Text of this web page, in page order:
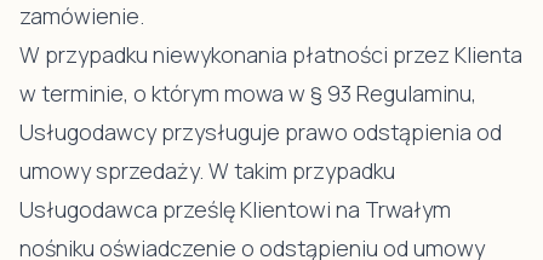
zamówienie.
W przypadku niewykonania płatności przez Klienta
w terminie, o którym mowa w § 93 Regulaminu,
Usługodawcy przysługuje prawo odstąpienia od
umowy sprzedaży. W takim przypadku
Usługodawca prześlę Klientowi na Trwałym
nośniku oświadczenie o odstąpieniu od umowy